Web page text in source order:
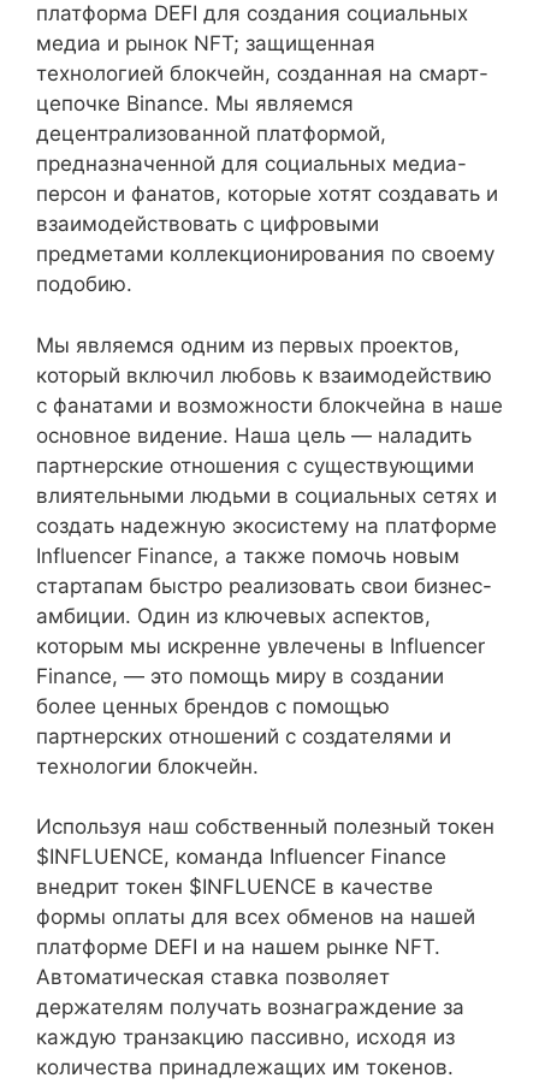
платформа DEFI для создания социальных
медиа и рынок NFT; защищенная
технологией блокчейн, созданная на смарт-
цепочке Binance. Мы являемся
децентрализованной платформой,
предназначенной для социальных медиа-
персон и фанатов, которые хотят создавать и
взаимодействовать с цифровыми
предметами коллекционирования по своему
подобию.
Мы являемся одним из первых проектов,
который включил любовь к взаимодействию
с фанатами и возможности блокчейна в наше
основное видение. Наша цель — наладить
партнерские отношения с существующими
влиятельными людьми в социальных сетях и
создать надежную экосистему на платформе
Influencer Finance, а также помочь новым
стартапам быстро реализовать свои бизнес-
амбиции. Один из ключевых аспектов,
которым мы искренне увлечены в Influencer
Finance, — это помощь миру в создании
более ценных брендов с помощью
партнерских отношений с создателями и
технологии блокчейн.
Используя наш собственный полезный токен
$INFLUENCE, команда Influencer Finance
внедрит токен $INFLUENCE в качестве
формы оплаты для всех обменов на нашей
платформе DEFI и на нашем рынке NFT.
Автоматическая ставка позволяет
держателям получать вознаграждение за
каждую транзакцию пассивно, исходя из
количества принадлежащих им токенов.